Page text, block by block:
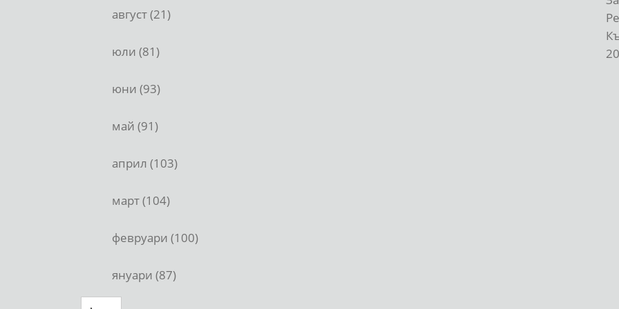
август (21)
юли (81)
юни (93)
май (91)
април (103)
март (104)
февруари (100)
януари (87)